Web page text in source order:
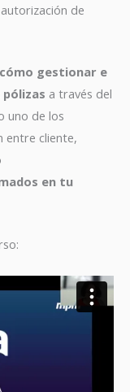
de
cómo gestionar e
a través del
uno de los
entre cliente,
en tu